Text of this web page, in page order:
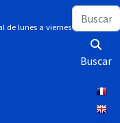
de lunes a viernes de 10:00 a
Buscar
Buscar